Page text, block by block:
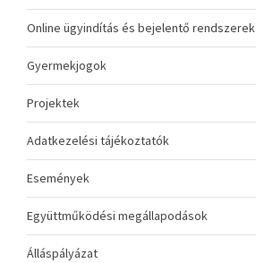
Online ügyindítás és bejelentő rendszerek
Gyermekjogok
Projektek
Adatkezelési tájékoztatók
Események
Együttműködési megállapodások
Álláspályázat